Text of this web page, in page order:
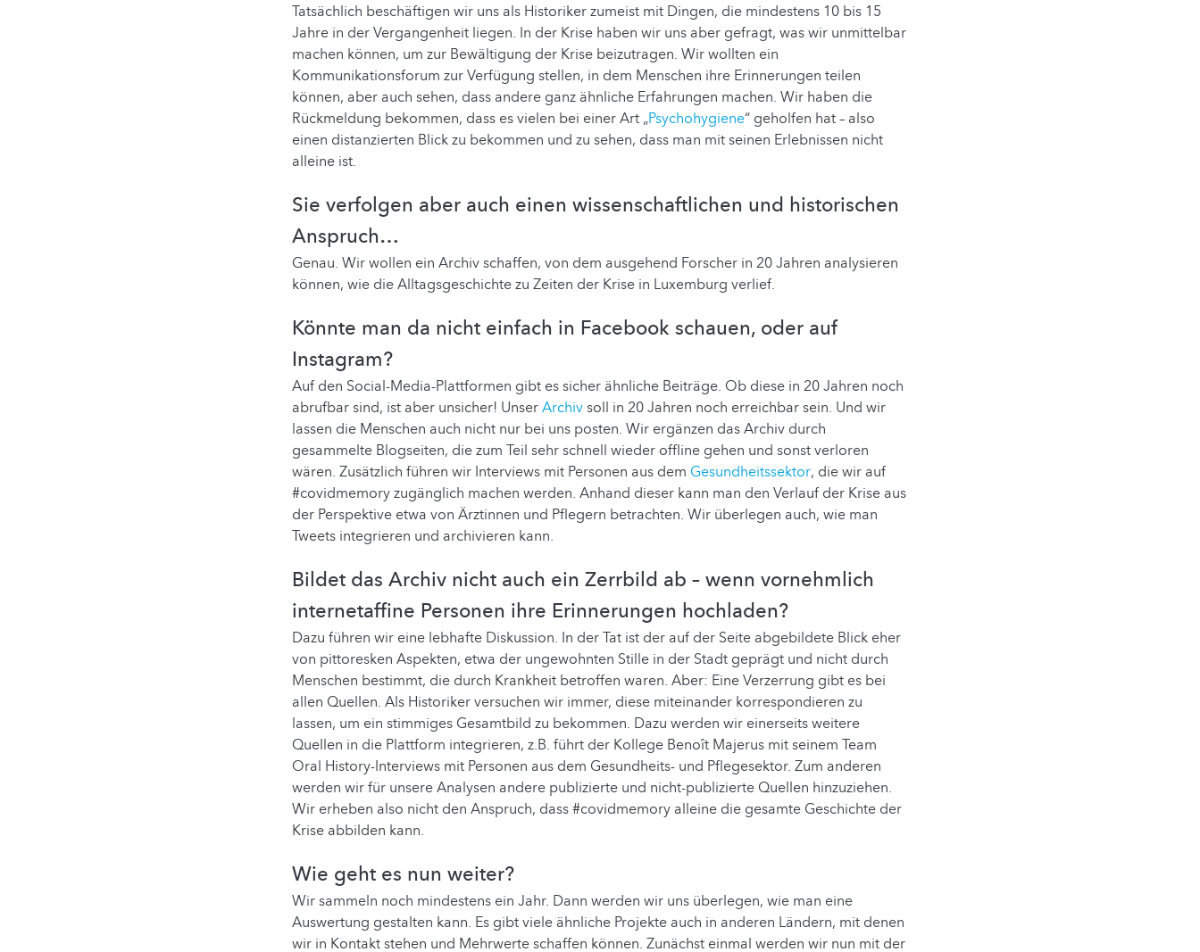
Tatsächlich beschäftigen wir uns als Historiker zumeist mit Dingen, die mindestens 10 bis 15
Jahre in der Vergangenheit liegen. In der Krise haben wir uns aber gefragt, was wir unmittelbar
machen können, um zur Bewältigung der Krise beizutragen. Wir wollten ein
Kommunikationsforum zur Verfügung stellen, in dem Menschen ihre Erinnerungen teilen
können, aber auch sehen, dass andere ganz ähnliche Erfahrungen machen. Wir haben die
Rückmeldung bekommen, dass es vielen bei einer Art „Psychohygiene“ geholfen hat – also
einen distanzierten Blick zu bekommen und zu sehen, dass man mit seinen Erlebnissen nicht
alleine ist.
Sie verfolgen aber auch einen wissenschaftlichen und historischen
Anspruch…
Genau. Wir wollen ein Archiv schaffen, von dem ausgehend Forscher in 20 Jahren analysieren
können, wie die Alltagsgeschichte zu Zeiten der Krise in Luxemburg verlief.
Könnte man da nicht einfach in Facebook schauen, oder auf
Instagram?
Auf den Social-Media-Plattformen gibt es sicher ähnliche Beiträge. Ob diese in 20 Jahren noch
abrufbar sind, ist aber unsicher! UnserArchivsoll in 20 Jahren noch erreichbar sein. Und wir
lassen die Menschen auch nicht nur bei uns posten. Wir ergänzen das Archiv durch
gesammelte Blogseiten, die zum Teil sehr schnell wieder offline gehen und sonst verloren
wären. Zusätzlich führen wir Interviews mit Personen aus dem Gesundheitssektor, die wir auf
#covidmemory zugänglich machen werden. Anhand dieser kann man den Verlauf der Krise aus
der Perspektive etwa von Ärztinnen und Pflegern betrachten. Wir überlegen auch, wie man
Tweets integrieren und archivieren kann.
Bildet das Archiv nicht auch ein Zerrbild ab – wenn vornehmlich
internetaffine Personen ihre Erinnerungen hochladen?
Dazu führen wir eine lebhafte Diskussion. In der Tat ist der auf der Seite abgebildete Blick eher
von pittoresken Aspekten, etwa der ungewohnten Stille in der Stadt geprägt und nicht durch
Menschen bestimmt, die durch Krankheit betroffen waren. Aber: Eine Verzerrung gibt es bei
allen Quellen. Als Historiker versuchen wir immer, diese miteinander korrespondieren zu
lassen, um ein stimmiges Gesamtbild zu bekommen. Dazu werden wir einerseits weitere
Quellen in die Plattform integrieren, z.B. führt der Kollege Benoît Majerus mit seinem Team
Oral History-Interviews mit Personen aus dem Gesundheits- und Pflegesektor. Zum anderen
werden wir für unsere Analysen andere publizierte und nicht-publizierte Quellen hinzuziehen.
Wir erheben also nicht den Anspruch, dass #covidmemory alleine die gesamte Geschichte der
Krise abbilden kann.
Wie geht es nun weiter?
Wir sammeln noch mindestens ein Jahr. Dann werden wir uns überlegen, wie man eine
Auswertung gestalten kann. Es gibt viele ähnliche Projekte auch in anderen Ländern, mit denen
wir in Kontakt stehen und Mehrwerte schaffen können. Zunächst einmal werden wir nun mit der